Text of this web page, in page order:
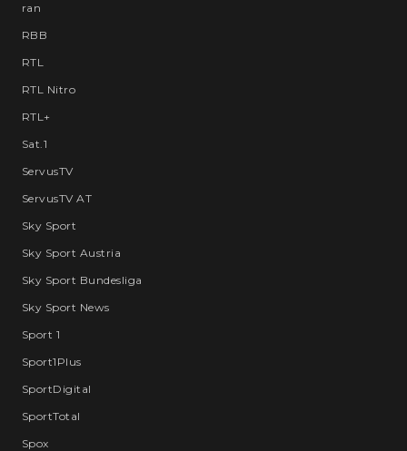
ran
RBB
RTL
RTL Nitro
RTL+
Sat.1
ServusTV
ServusTV AT
Sky Sport
Sky Sport Austria
Sky Sport Bundesliga
Sky Sport News
Sport 1
Sport1Plus
SportDigital
SportTotal
Spox